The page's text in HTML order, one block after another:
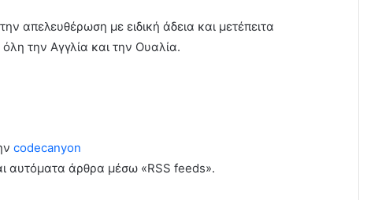
απελευθέρωση με ειδική άδεια και μετέπειτα
την Αγγλία και την Ουαλία.
codecanyon
αυτόματα άρθρα μέσω «RSS feeds».